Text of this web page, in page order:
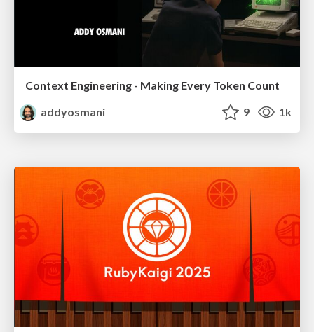
Context Engineering - Making Every Token Count
addyosmani
9 1k